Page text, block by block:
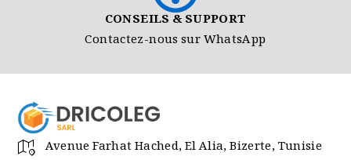
CONSEILS & SUPPORT
Contactez-nous sur WhatsApp
Avenue Farhat Hached, El Alia, Bizerte, Tunisie